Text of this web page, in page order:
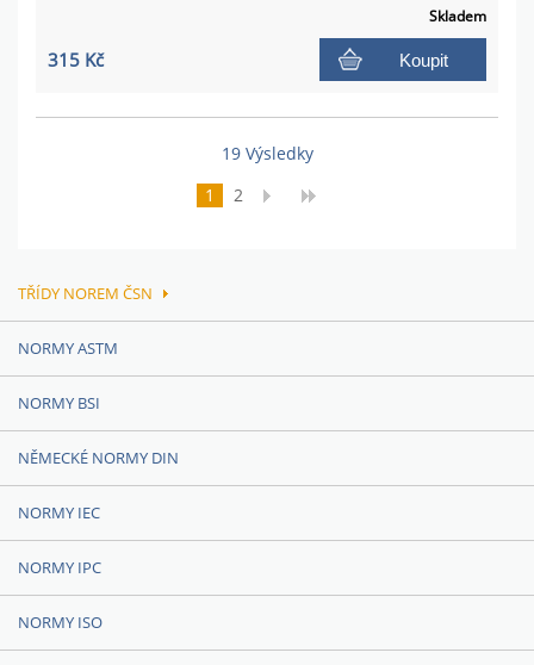
Skladem
315 Kč Koupit
19 Výsledky
1
2
TŘÍDY NOREM ČSN
NORMY ASTM
NORMY BSI
NĚMECKÉ NORMY DIN
NORMY IEC
NORMY IPC
NORMY ISO